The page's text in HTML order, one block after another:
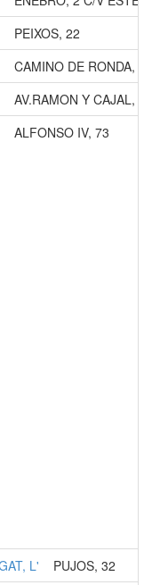
PEIXOS, 22
CAMINO DE RONDA, 94
AV.RAMON Y CAJAL, 28
ALFONSO IV, 73
L'
PUJOS, 32